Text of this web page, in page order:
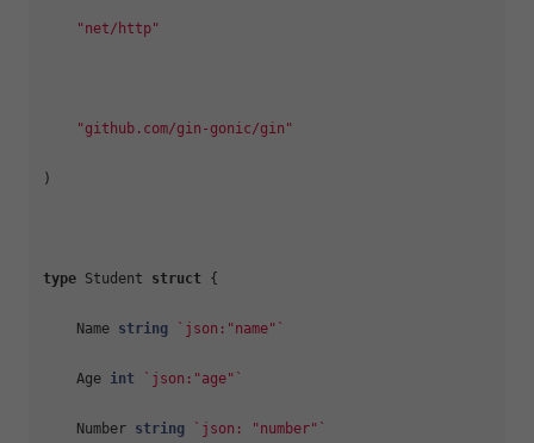
"net/http"
"github.com/gin-gonic/gin"
)
type Student struct {
    Name
string `json:"name"`
    Age
int `json:"age"`
    Number
string `json: "number"`